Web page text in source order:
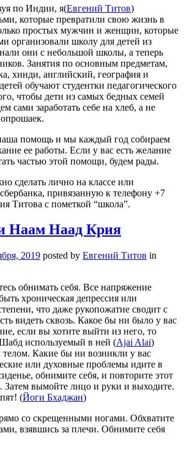
по Индии, я(Евгений Титов)
которые превратили свою жизнь в
простых мужчин и женщин, которые
организовали школу для детей из
они с небольшой школы, а теперь
Занятия по основным предметам,
хинди, английский, география и
обучают студентки педагогического
чтобы дети из самых бедных семей
сами заработать себе на хлеб, а не
помощь и мы каждый год собираем
ее работы. Если у вас есть желание
частью этой помощи, будем рады.
сделать лично на классе или
привязанную к телефону +7
Титова с пометкой “школа”.
Наам Наад Крия
2019 posted by Евгений Титов in
обнимать себя. Все напряжение
хроническая депрессия или
что даже рукопожатие сводит с
видеть сквозь. Какое бы ни было у вас
если вы хотите выйти из него, то
используемый в ней (Ajai Alai)
Какие бы ни возникли у вас
или духовные проблемы идите в
обнимите себя, и повторите этот
Затем вымойте лицо и руки и выходите.
(Йоги Бхаджан)
со скрещенными ногами. Обхватите
взявшись за плечи. Обнимите себя